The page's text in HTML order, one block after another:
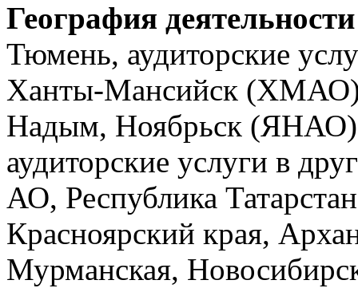
География
Тюмень, аудиторские
Ханты-Мансийск (ХМАО),
Надым, Ноябрьск
аудиторские услуги в
АО, Республика
Красноярский края,
Мурманская,